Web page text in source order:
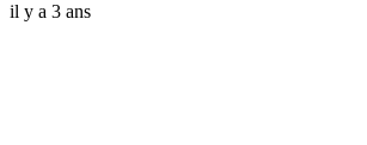
il y a 3 ans